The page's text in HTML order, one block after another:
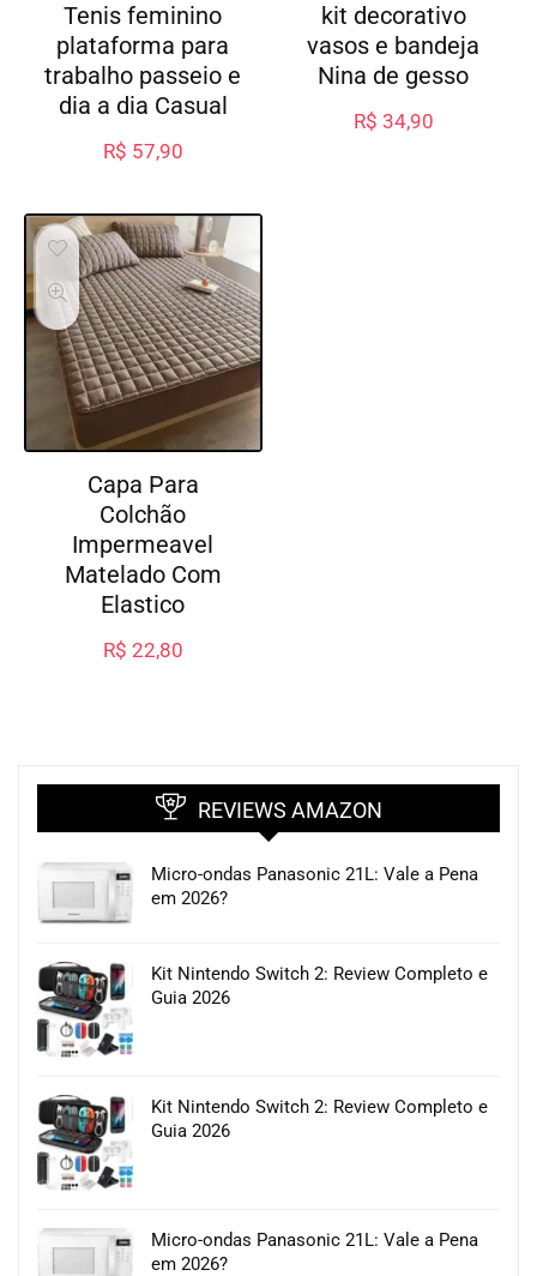
Tenis feminino
plataforma para
trabalho passeio e
dia a dia Casual
R$ 57,90
kit decorativo
vasos e bandeja
Nina de gesso
R$ 34,90
Capa Para
Colchão
Impermeavel
Matelado Com
Elastico
R$ 22,80
REVIEWS AMAZON
Micro-ondas Panasonic 21L: Vale a Pena
em 2026?
Kit Nintendo Switch 2: Review Completo e
Guia 2026
Kit Nintendo Switch 2: Review Completo e
Guia 2026
Micro-ondas Panasonic 21L: Vale a Pena
em 2026?